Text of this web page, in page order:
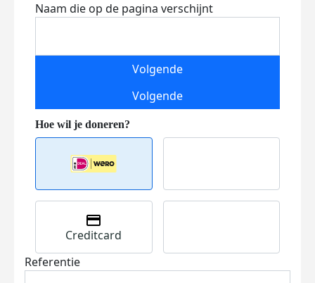
Naam die op de pagina verschijnt
Volgende
Volgende
Creditcard
Referentie